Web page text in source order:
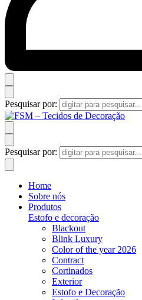
Pesquisar por:
Pesquisar por:
Home
Sobre nós
Produtos
Estofo e decoração
Blackout
Blink Luxury
Color of the year 2026
Contract
Cortinados
Exterior
Estofo e Decoração